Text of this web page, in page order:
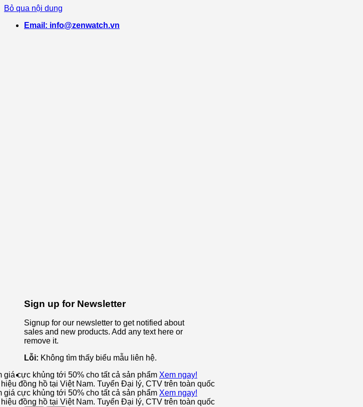
Bỏ qua nội dung
Email: info@zenwatch.vn
Sign up for Newsletter
Signup for our newsletter to get notified about
sales and new products. Add any text here or
remove it.
Lỗi: Không tìm thấy biểu mẫu liên hệ.
giá cực khủng tới 50% cho tất cả sản phẩm Xem ngay!
đồng hồ tại Việt Nam. Tuyển Đại lý, CTV trên toàn quốc
giá cực khủng tới 50% cho tất cả sản phẩm Xem ngay!
đồng hồ tại Việt Nam. Tuyển Đại lý, CTV trên toàn quốc